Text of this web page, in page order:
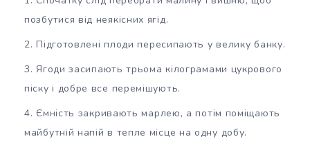
позбутися від неякісних ягід.
Підготовлені плоди пересипають у велику банку.
Ягоди засипають трьома кілограмами цукрового
піску і добре все перемішують.
Ємність закривають марлею, а потім поміщають
майбутній напій в тепле місце на одну добу.